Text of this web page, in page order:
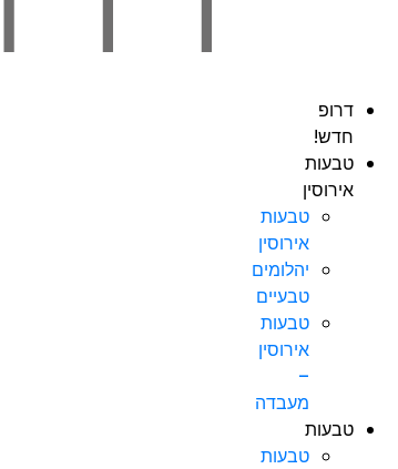
דרופ
חדש!
טבעות
אירוסין
טבעות
אירוסין
יהלומים
טבעיים
טבעות
אירוסין
–
מעבדה
טבעות
טבעות